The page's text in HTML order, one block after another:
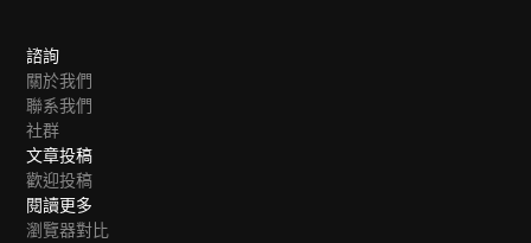
諮詢
關於我們
聯系我們
社群
文章投稿
歡迎投稿
閱讀更多
瀏覽器對比